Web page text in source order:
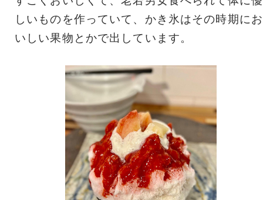
しいものを作っていて、かき氷はその時期にお
いしい果物とかで出しています。